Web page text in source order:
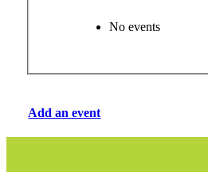
No events
Add an event